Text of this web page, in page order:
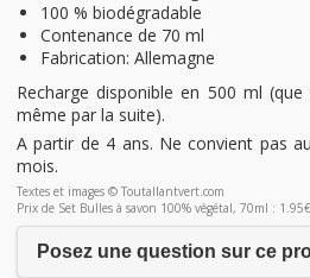
100 % biodégradable
Contenance de 70 ml
Fabrication: Allemagne
Recharge disponible en 500 ml
même par la suite).
A partir de 4 ans. Ne convient pas
mois.
Textes et images © Toutallantvert.com
Prix de Set Bulles à savon 100% végétal, 70ml : 1.95€
Posez une question sur ce